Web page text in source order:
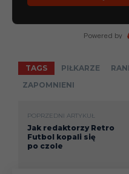
TAGS PIŁKARZE
ZAPOMNIENI
POPRZEDNI ARTYKUŁ
Jak redaktorzy Retro
Futbol kopali się
po czole